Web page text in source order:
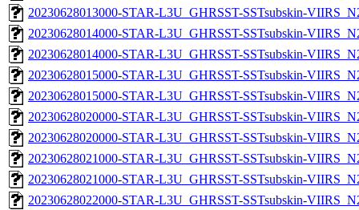
20230628013000-STAR-L3U_GHRSST-SSTsubskin-
20230628014000-STAR-L3U_GHRSST-SSTsubskin-
20230628014000-STAR-L3U_GHRSST-SSTsubskin-
20230628015000-STAR-L3U_GHRSST-SSTsubskin-
20230628015000-STAR-L3U_GHRSST-SSTsubskin-
20230628020000-STAR-L3U_GHRSST-SSTsubskin-
20230628020000-STAR-L3U_GHRSST-SSTsubskin-
20230628021000-STAR-L3U_GHRSST-SSTsubskin-
20230628021000-STAR-L3U_GHRSST-SSTsubskin-
20230628022000-STAR-L3U_GHRSST-SSTsubskin-